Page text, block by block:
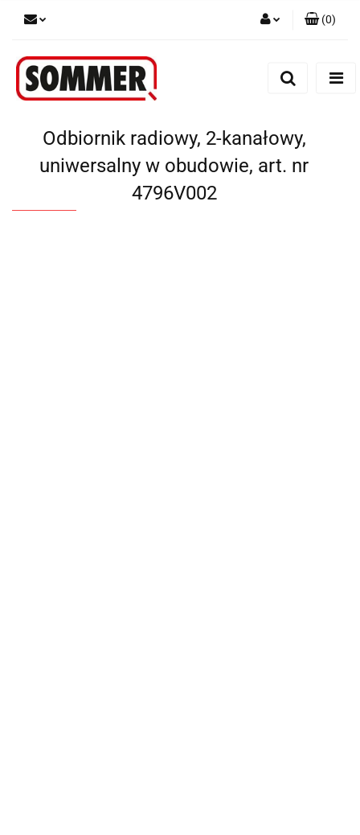
(0)
Odbiornik radiowy, 2-kanałowy,
uniwersalny w obudowie, art. nr
4796V002